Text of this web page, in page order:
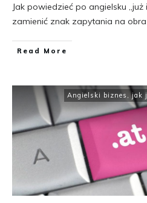
Jak powiedzieć po angielsku
zamienić znak zapytania na
​Read More
Angielski biznes ,jak